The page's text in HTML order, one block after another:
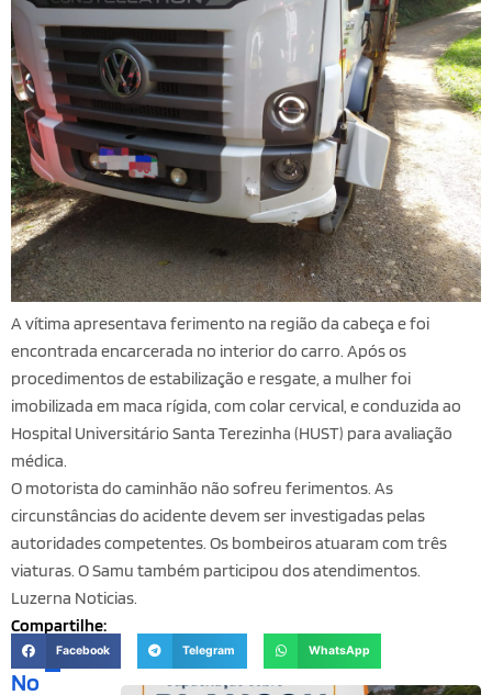
A vítima apresentava ferimento na região da cabeça e foi
encontrada encarcerada no interior do carro. Após os
procedimentos de estabilização e resgate, a mulher foi
imobilizada em maca rígida, com colar cervical, e conduzida ao
Hospital Universitário Santa Terezinha (HUST) para avaliação
médica.
O motorista do caminhão não sofreu ferimentos. As
circunstâncias do acidente devem ser investigadas pelas
autoridades competentes. Os bombeiros atuaram com três
viaturas. O Samu também participou dos atendimentos.
Luzerna Noticias.
Compartilhe:
Facebook Telegram WhatsApp
No